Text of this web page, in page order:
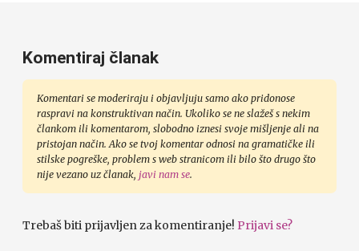
Komentiraj članak
Komentari se moderiraju i objavljuju samo ako pridonose
raspravi na konstruktivan način. Ukoliko se ne slažeš s nekim
člankom ili komentarom, slobodno iznesi svoje mišljenje ali na
pristojan način. Ako se tvoj komentar odnosi na gramatičke ili
stilske pogreške, problem s web stranicom ili bilo što drugo što
nije vezano uz članak, javi nam se.
Trebaš biti prijavljen za komentiranje! Prijavi se?